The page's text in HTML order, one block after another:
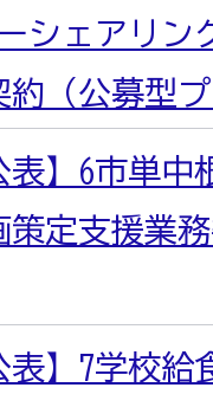
シェアリン
約（公募型
表】6市単
策定支援業
表】7学校